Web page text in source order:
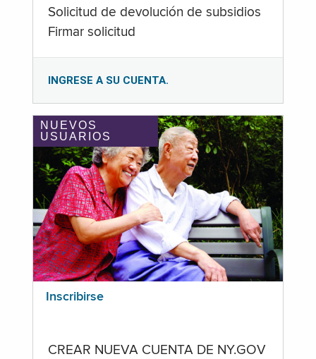
Solicitud de devolución de subsidios
Firmar solicitud
INGRESE A SU CUENTA.
NUEVOS
USUARIOS
Inscribirse
CREAR NUEVA CUENTA DE NY.GOV